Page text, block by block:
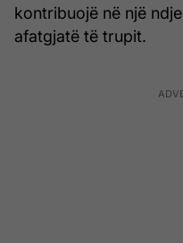
kontribuojë në një
afatgjatë të trupit.